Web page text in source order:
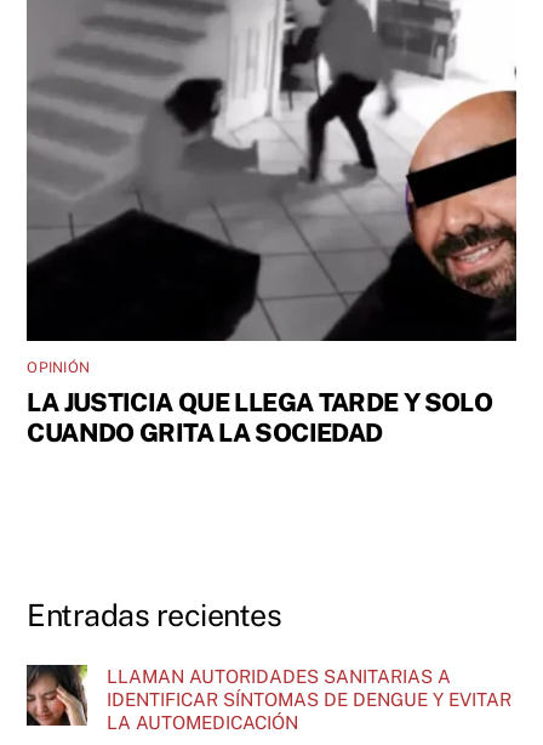
OPINIÓN
LA JUSTICIA QUE LLEGA TARDE Y SOLO
CUANDO GRITA LA SOCIEDAD
Entradas recientes
LLAMAN AUTORIDADES SANITARIAS A
IDENTIFICAR SÍNTOMAS DE DENGUE Y EVITAR
LA AUTOMEDICACIÓN